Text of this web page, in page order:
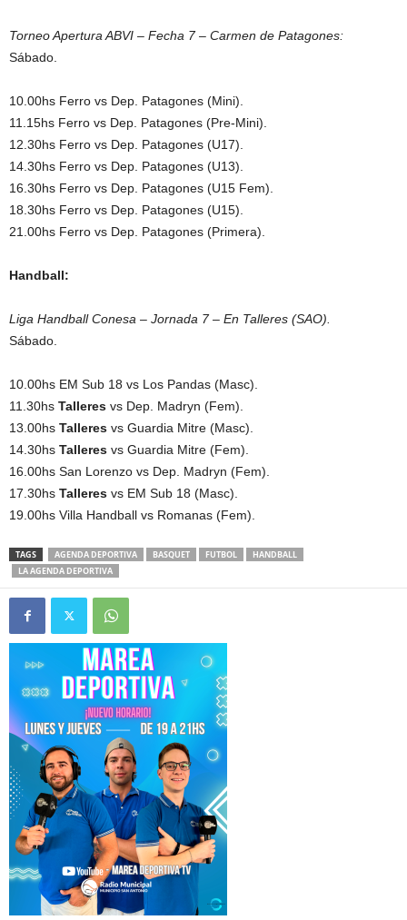
Torneo Apertura ABVI – Fecha 7 – Carmen de Patagones:
Sábado.
10.00hs Ferro vs Dep. Patagones (Mini).
11.15hs Ferro vs Dep. Patagones (Pre-Mini).
12.30hs Ferro vs Dep. Patagones (U17).
14.30hs Ferro vs Dep. Patagones (U13).
16.30hs Ferro vs Dep. Patagones (U15 Fem).
18.30hs Ferro vs Dep. Patagones (U15).
21.00hs Ferro vs Dep. Patagones (Primera).
Handball:
Liga Handball Conesa – Jornada 7 – En Talleres (SAO).
Sábado.
10.00hs EM Sub 18 vs Los Pandas (Masc).
11.30hs Talleres vs Dep. Madryn (Fem).
13.00hs Talleres vs Guardia Mitre (Masc).
14.30hs Talleres vs Guardia Mitre (Fem).
16.00hs San Lorenzo vs Dep. Madryn (Fem).
17.30hs Talleres vs EM Sub 18 (Masc).
19.00hs Villa Handball vs Romanas (Fem).
TAGS AGENDA DEPORTIVA BASQUET FUTBOL
HANDBALL
LA AGENDA DEPORTIVA